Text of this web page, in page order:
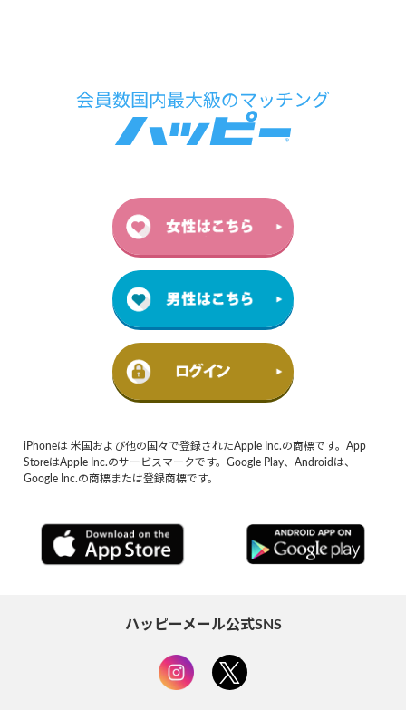
iPhoneは 米国および他の国々で登録されたApple Inc.の商標です。App
StoreはApple Inc.のサービスマークです。Google Play、Androidは、
Google Inc.の商標または登録商標です。
ハッピーメール公式SNS